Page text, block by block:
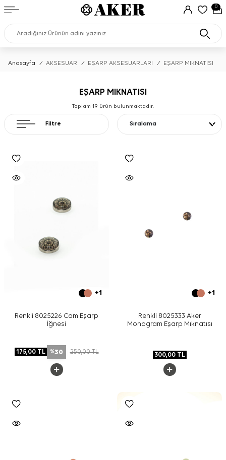
0
Anasayfa / AKSESUAR / EŞARP AKSESUARLARI / EŞARP MIKNATISI
Filtre
EŞARP MIKNATISI
Toplam 19 ürün bulunmaktadır.
Sıralama
+1
Renkli 8025226 Cam Eşarp
İğnesi
175,00TL %30 250,00TL
+1
Renkli 8025333 Aker
Monogram Eşarp Mıknatısı
300,00TL